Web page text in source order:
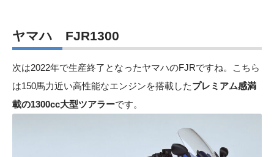
ヤマハ FJR1300
次は2022年で生産終了となったヤマハのFJRですね。こちら
は150馬力近い高性能なエンジンを搭載したプレミアム感満
載の1300cc大型ツアラーです。